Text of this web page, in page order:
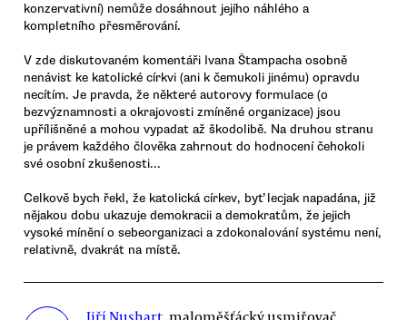
konzervativní) nemůže dosáhnout jejího náhlého a
kompletního přesměrování.
V zde diskutovaném komentáři Ivana Štampacha osobně
nenávist ke katolické církvi (ani k čemukoli jinému) opravdu
necítím. Je pravda, že některé autorovy formulace (o
bezvýznamnosti a okrajovosti zmíněné organizace) jsou
upřílišněné a mohou vypadat až škodolibě. Na druhou stranu
je právem každého člověka zahrnout do hodnocení čehokoli
své osobní zkušenosti...
Celkově bych řekl, že katolická církev, byť lecjak napadána, již
nějakou dobu ukazuje demokracii a demokratům, že jejich
vysoké mínění o sebeorganizaci a zdokonalování systému není,
relativně, dvakrát na místě.
Jiří Nushart, maloměšťácký usmiřovač